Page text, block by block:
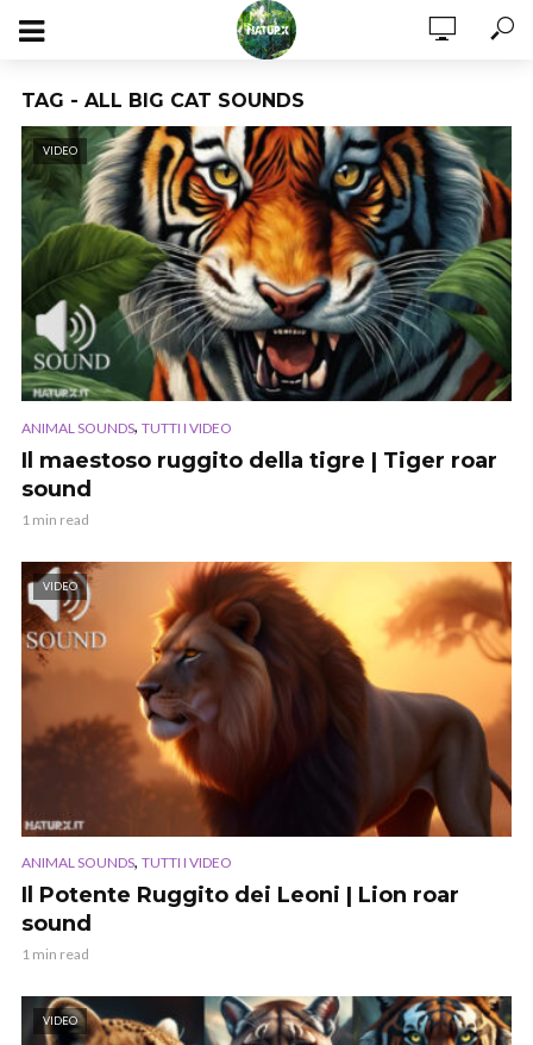
TAG - ALL BIG CAT SOUNDS
VIDEO
ANIMAL SOUNDS, TUTTI I VIDEO
Il maestoso ruggito della tigre | Tiger roar
sound
1 min read
VIDEO
ANIMAL SOUNDS, TUTTI I VIDEO
Il Potente Ruggito dei Leoni | Lion roar
sound
1 min read
VIDEO